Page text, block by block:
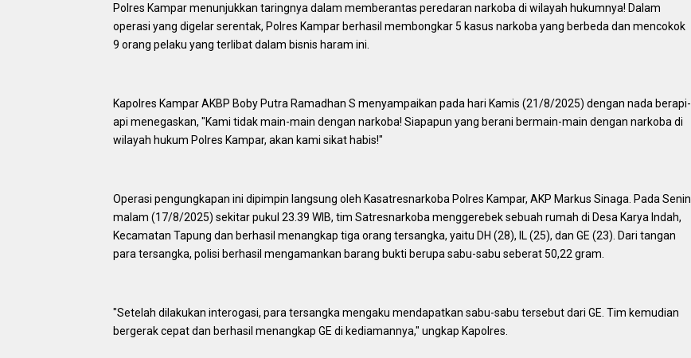
Polres Kampar menunjukkan taringnya dalam memberantas peredaran narkoba di wilayah hukumnya! Dalam
operasi yang digelar serentak, Polres Kampar berhasil membongkar 5 kasus narkoba yang berbeda dan mencokok
9 orang pelaku yang terlibat dalam bisnis haram ini.
Kapolres Kampar AKBP Boby Putra Ramadhan S menyampaikan pada hari Kamis (21/8/2025) dengan nada berapi-
api menegaskan, "Kami tidak main-main dengan narkoba! Siapapun yang berani bermain-main dengan narkoba di
wilayah hukum Polres Kampar, akan kami sikat habis!"
Operasi pengungkapan ini dipimpin langsung oleh Kasatresnarkoba Polres Kampar, AKP Markus Sinaga. Pada Senin
malam (17/8/2025) sekitar pukul 23.39 WIB, tim Satresnarkoba menggerebek sebuah rumah di Desa Karya Indah,
Kecamatan Tapung dan berhasil menangkap tiga orang tersangka, yaitu DH (28), IL (25), dan GE (23). Dari tangan
para tersangka, polisi berhasil mengamankan barang bukti berupa sabu-sabu seberat 50,22 gram.
"Setelah dilakukan interogasi, para tersangka mengaku mendapatkan sabu-sabu tersebut dari GE. Tim kemudian
bergerak cepat dan berhasil menangkap GE di kediamannya," ungkap Kapolres.